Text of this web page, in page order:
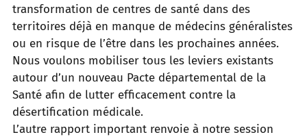
transformation de centres de santé dans des
territoires déjà en manque de médecins généralistes
ou en risque de l’être dans les prochaines années.
Nous voulons mobiliser tous les leviers existants
autour d’un nouveau Pacte départemental de la
Santé afin de lutter efficacement contre la
désertification médicale.
L’autre rapport important renvoie à notre session